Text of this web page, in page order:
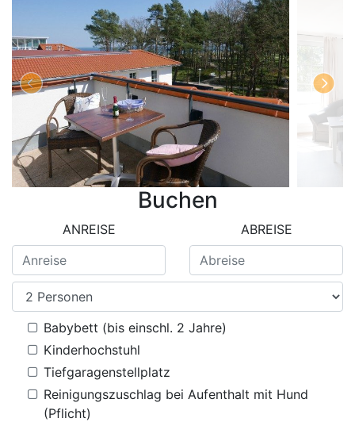
Buchen
ANREISE ABREISE
Babybett (bis einschl. 2 Jahre)
Kinderhochstuhl
Tiefgaragenstellplatz
Reinigungszuschlag bei Aufenthalt mit Hund
(Pflicht)